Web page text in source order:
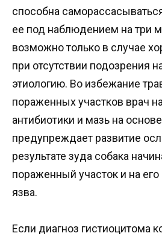
способна
ее под наблюдением на три
возможно только в случае
при отсутствии подозрения
этиологию. Во избежание
пораженных участков врач
антибиотики и мазь на
предупреждает развитие
результате зуда собака
пораженный участок и на его
язва.
Если диагноз гистиоцитома